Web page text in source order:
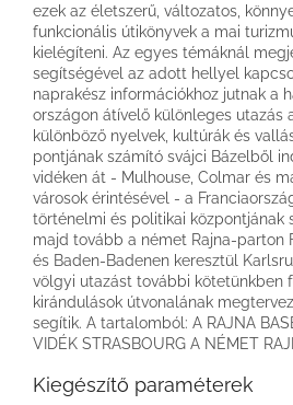
ezek az életszerű, változatos,
funkcionális útikönyvek a mai
kielégíteni. Az egyes témáknál
segítségével az adott hellyel
naprakész információkhoz jutnak a
országon átívelő különleges utazás
különböző nyelvek, kultúrák és
pontjának számító svájci Bázelből
vidéken át - Mulhouse, Colmar és
városok érintésével - a
történelmi és politikai központjának
majd tovább a német Rajna-parton
és Baden-Badenen keresztül
völgyi utazást további kötetünkben
kirándulások útvonalának
segítik. A tartalomból: A RAJNA
VIDÉK STRASBOURG A NÉMET
Kiegészítő paraméterek